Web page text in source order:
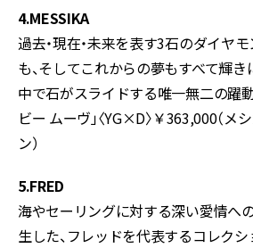
4.MESSIKA
過去・現在・未来を表す3石のダイヤモ
も、そしてこれからの夢もすべて輝き
中で石がスライドする唯一無二の躍
ビー ムーヴ」〈YG×D〉￥363,000（メ
ン）
5.FRED
海やセーリングに対する深い愛情へ
生した、フレッドを代表するコレクシ